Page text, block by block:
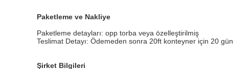
Paketleme ve Nakliye
Paketleme detayları: opp torba veya özelleştirilmiş
Teslimat Detayı: Ödemeden sonra 20ft konteyner için 20 gün
Şirket Bilgileri